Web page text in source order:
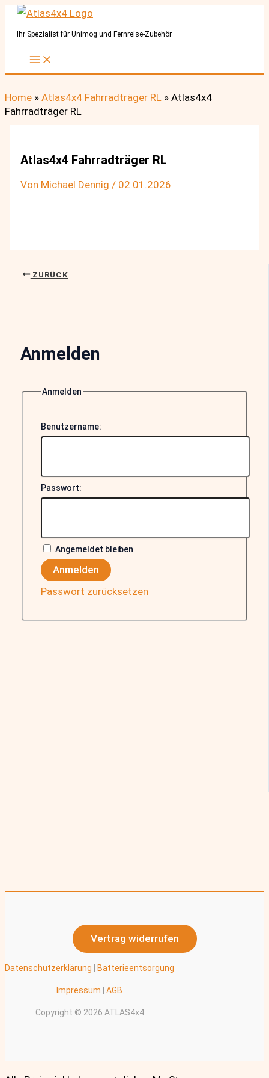
Zum
InhaltIhr Spezialist für Unimog und Fernreise-Zubehör
Home » Atlas4x4 Fahrradträger RL » Atlas4x4
Fahrradträger RL
Atlas4x4 Fahrradträger RL
Von Michael Dennig/ 02.01.2026
ZURÜCK
Anmelden
Anmelden
Benutzername:
Passwort:
Angemeldet bleiben
Anmelden
Passwort zurücksetzen
Vertrag widerrufen
Datenschutzerklärung Batterieentsorgung
Impressum AGB
Copyright © 2026 ATLAS4x4